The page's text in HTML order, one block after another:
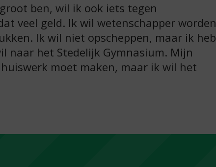
ben, wil ik ook iets tegen
veel geld. Ik wil wetenschapper worden
Ik wil niet opscheppen, maar ik heb
naar het Stedelijk Gymnasium. Mijn
moet maken, maar ik wil het